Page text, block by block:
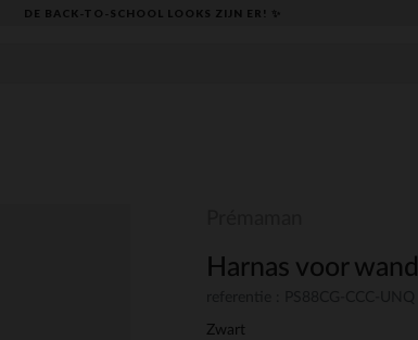
DE BACK-TO-SCHOOL LOOKS ZIJN ER! ✨
Harnas voor
Zwart